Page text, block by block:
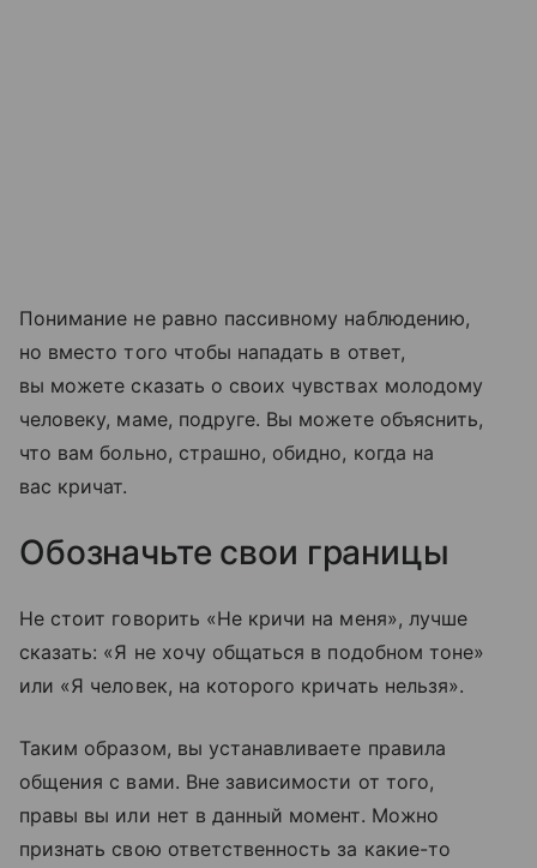
Понимание не равно пассивному наблюдению,
но вместо того чтобы нападать в ответ,
вы можете сказать о своих чувствах молодому
человеку, маме, подруге. Вы можете объяснить,
что вам больно, страшно, обидно, когда на
вас кричат.
Обозначьте свои границы
Не стоит говорить «Не кричи на меня», лучше
сказать: «Я не хочу общаться в подобном тоне»
или «Я человек, на которого кричать нельзя».
Таким образом, вы устанавливаете правила
общения с вами. Вне зависимости от того,
правы вы или нет в данный момент. Можно
признать свою ответственность за какие-то